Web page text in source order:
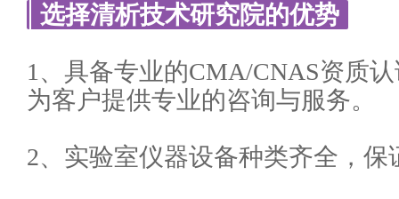
选择清析技术研究院的优势
1、具备专业的CMA/CNAS资质
为客户提供专业的咨询与服务。
2、实验室仪器设备种类齐全，